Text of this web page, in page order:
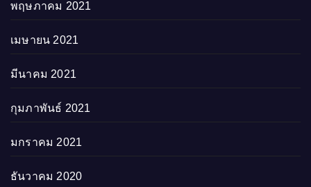
พฤษภาคม 2021
เมษายน 2021
มีนาคม 2021
กุมภาพันธ์ 2021
มกราคม 2021
ธันวาคม 2020